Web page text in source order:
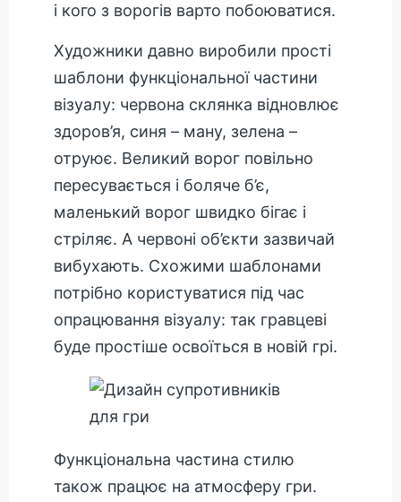
і кого з ворогів варто побоюватися.
Художники давно виробили прості
шаблони функціональної частини
візуалу: червона склянка відновлює
здоров’я, синя – ману, зелена –
отруює. Великий ворог повільно
пересувається і боляче б’є,
маленький ворог швидко бігає і
стріляє. А червоні об’єкти зазвичай
вибухають. Схожими шаблонами
потрібно користуватися під час
опрацювання візуалу: так гравцеві
буде простіше освоїться в новій грі.
Функціональна частина стилю
також працює на атмосферу гри.